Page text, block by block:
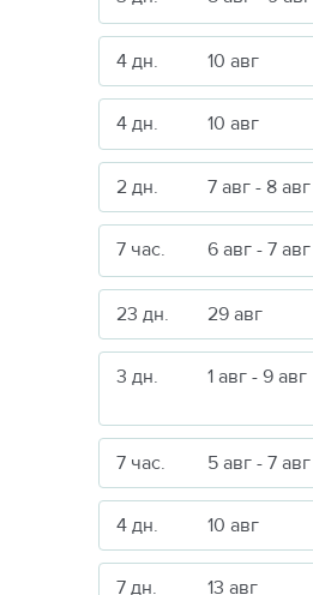
4 дн. 10 авг
4 дн. 10 авг
2 дн. 7 авг - 8 авг
7 час. 6 авг - 7 авг
23 дн. 29 авг
3 дн. 1 авг - 9 авг
7 час. 5 авг - 7 авг
4 дн. 10 авг
7 дн. 13 авг